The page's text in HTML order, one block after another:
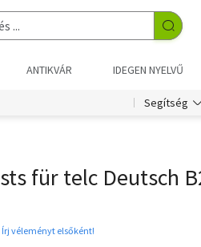
ANTIKVÁR IDEGEN NYELVŰ
Segítség
für telc Deutsch
Írj véleményt elsőként!